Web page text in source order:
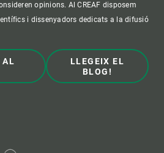
opinions. Al CREAF disposem
i dissenyadors dedicats a la difusió
AL
LLEGEIX EL
BLOG!